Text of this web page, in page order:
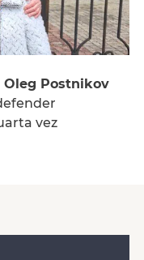
Oleg Postnikov
vez